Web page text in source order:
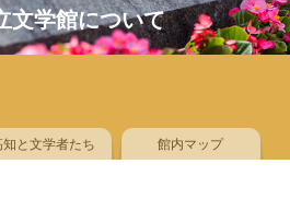
文学館について
知と文学者たち 館内マップ